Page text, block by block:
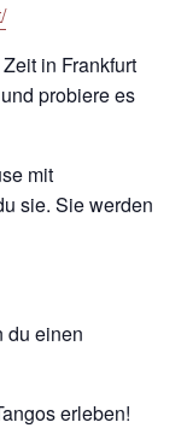
in Frankfurt
probiere es
mit
sie. Sie werden
du einen
erleben!